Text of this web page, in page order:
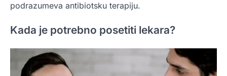
podrazumeva antibiotsku terapiju.
Kada je potrebno posetiti lekara?